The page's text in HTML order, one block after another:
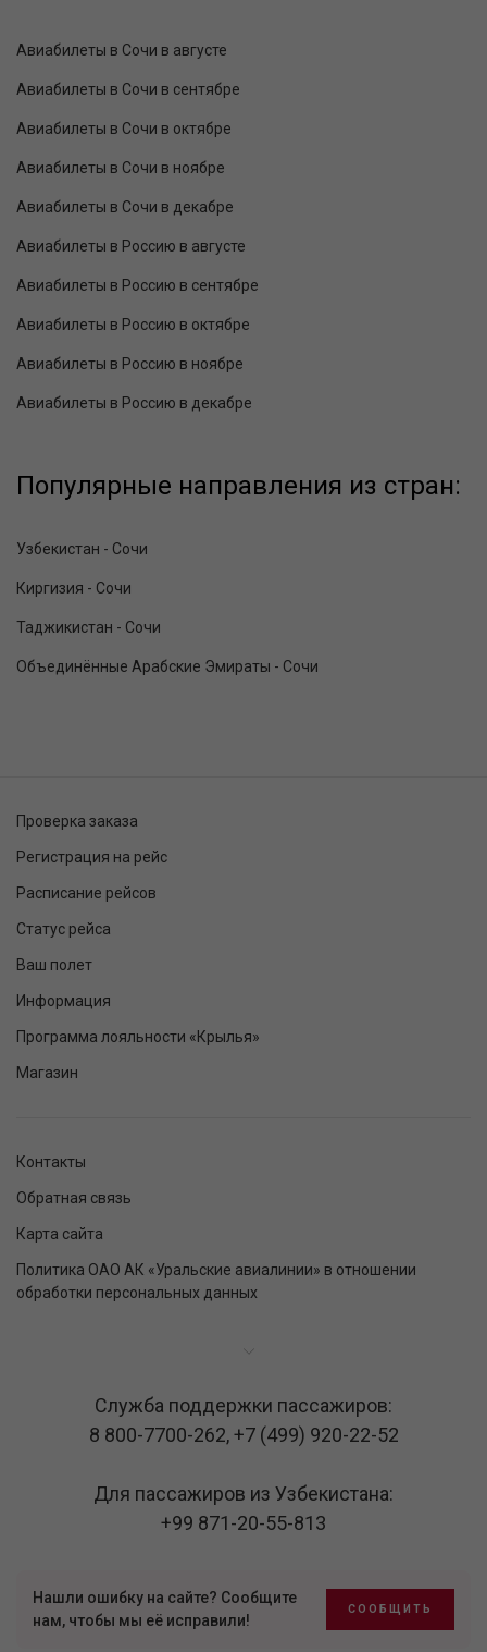
Авиабилеты в Сочи в августе
Авиабилеты в Сочи в сентябре
Авиабилеты в Сочи в октябре
Авиабилеты в Сочи в ноябре
Авиабилеты в Сочи в декабре
Авиабилеты в Россию в августе
Авиабилеты в Россию в сентябре
Авиабилеты в Россию в октябре
Авиабилеты в Россию в ноябре
Авиабилеты в Россию в декабре
Популярные направления из стран:
Узбекистан - Сочи
Киргизия - Сочи
Таджикистан - Сочи
Объединённые Арабские Эмираты - Сочи
Проверка заказа
Регистрация на рейс
Расписание рейсов
Статус рейса
Ваш полет
Информация
Программа лояльности «Крылья»
Магазин
Контакты
Обратная связь
Карта сайта
Политика ОАО АК «Уральские авиалинии» в отношении
обработки персональных данных
Служба поддержки пассажиров:
8 800-7700-262,+7 (499) 920-22-52
Для пассажиров из Узбекистана:
+99 871-20-55-813
Нашли ошибку на сайте? Сообщите
нам, чтобы мы её исправили!
СООБЩИТЬ